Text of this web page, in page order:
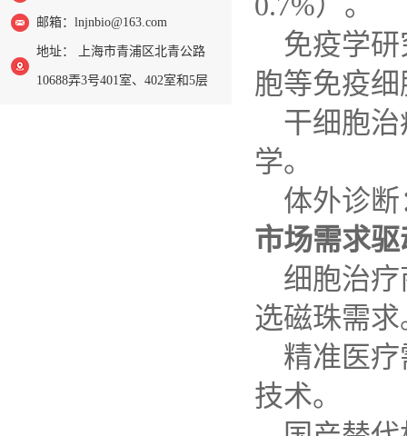
邮箱： lnjnbio@163.com
地址： 上海市青浦区北青公路
10688弄3号401室、402室和5层
免疫学
胞等免疫
干细胞
学。
体外诊
市场需求
细胞治
选磁珠需
精准医
技术。